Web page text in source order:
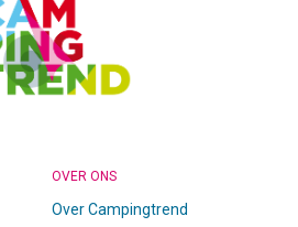
OVER ONS
Over Campingtrend